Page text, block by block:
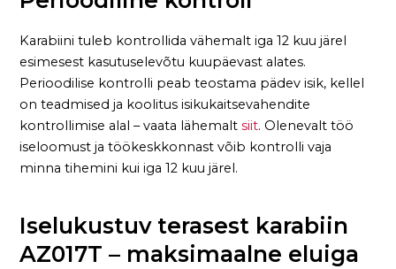
Karabiini tuleb kontrollida vähemalt iga 12 kuu järel
esimesest kasutuselevõtu kuupäevast alates.
Perioodilise kontrolli peab teostama pädev isik, kellel
on teadmised ja koolitus isikukaitsevahendite
kontrollimise alal – vaata lähemaltsiit. Olenevalt töö
iseloomust ja töökeskkonnast võib kontrolli vaja
minna tihemini kui iga 12 kuu järel.
Iselukustuv terasest karabiin
AZ017T – maksimaalne eluiga